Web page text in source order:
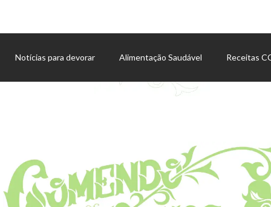
Notícias para devorar Alimentação Saudável Receitas